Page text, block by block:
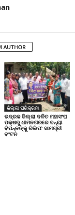
AUTHOR
ଜିଲ୍ଲା ପରିକ୍ରମା
ଭଦ୍ରକ ଜିଲ୍ଲା ଦଳିତ ମହାସଂଘ
ପକ୍ଷରୁ ଧାମନଗରରେ ବନ୍ୟା
ବିପନ୍ନଙ୍କୁ ରିଲିଫ ସାମଗ୍ରୀ
ବଂଟନ